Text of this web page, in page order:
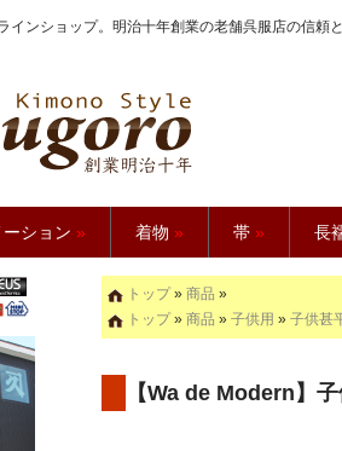
インショップ。明治十年創業の老舗呉服店の信頼
もの館【久五郎】
ション » 着物 » 帯 » 長
トップ» 商品 »
トップ» 商品 » 子供用 » 子供甚
【Wa de Modern】